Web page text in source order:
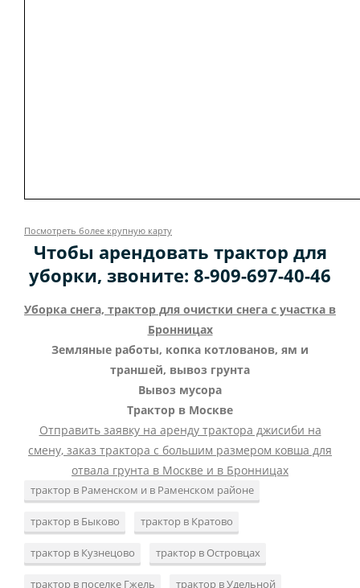
Посмотреть более крупную карту
Чтобы арендовать трактор для
уборки, звоните: 8-909-697-40-46
Уборка снега, трактор для очистки снега с участка в
Бронницах
Земляные работы, копка котлованов, ям и
траншей, вывоз грунта
Вывоз мусора
Трактор в Москве
Отправить заявку на аренду трактора джисиби на
смену, заказ трактора с большим размером ковша для
отвала грунта в Москве и в Бронницах
трактор в Раменском и в Раменском районе
трактор в Быково трактор в Кратово
трактор в Кузнецово трактор в Островцах
трактор в поселке Гжель трактор в Удельной